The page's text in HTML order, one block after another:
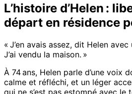
L’histoire d’Helen :
départ en résidence
« J’en avais assez, dit Helen
J’ai vendu la maison. »
À 74 ans, Helen parle d’une voix
calme et réfléchi, et un léger
qui ne s’est pas estompé avec le